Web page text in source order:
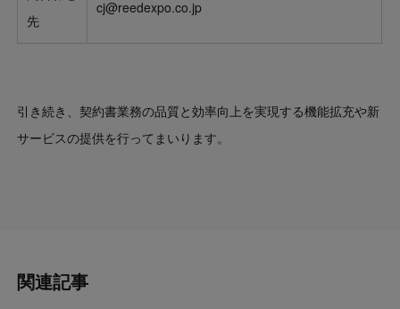
先
cj@reedexpo.co.jp
引き続き、契約書業務の品質と効率向上を実現する機能拡充や新
サービスの提供を行ってまいります。
関連記事